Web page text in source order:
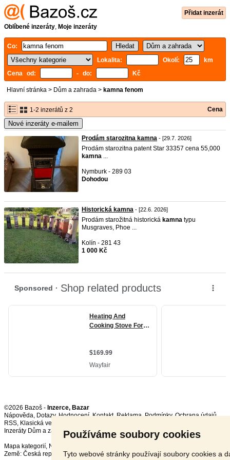
Používáme soubory cookies
Tyto webové stránky používají soubory cookies a
Přidat inzerát
Oblíbené inzeráty, Moje inzeráty
Co:
Lokalita:
Okolí:
km
Cena od:
- do: Kč
Hlavní stránka > Dům a zahrada > kamna fenom
1-2 inzerátů z 2 Cena
Nové inzeráty e-mailem
Prodám starozitna kamna - [29.7. 2026]
Prodám starozitna patent Star 33357 cena 55,000
kamna ...
Nymburk - 289 03
Dohodou
Historická kamna - [22.6. 2026]
Prodám starožitná historická kamna typu
Musgraves, Phoe ...
Kolín - 281 43
1 000 Kč
©2026 Bazoš - Inzerce, Bazar
Nápověda, Dotazy,Hodnocení,Kontakt,Reklama,Podmínky,Ochrana údajů,
RSS,
Inzeráty Dům a zahrada celkem:123816 , za 24 hodin: 3690
Mapa kategorií, Nejvyhledávanější výrazy
Země: Česká republika,Slovensko, Polsko ,Rakousko